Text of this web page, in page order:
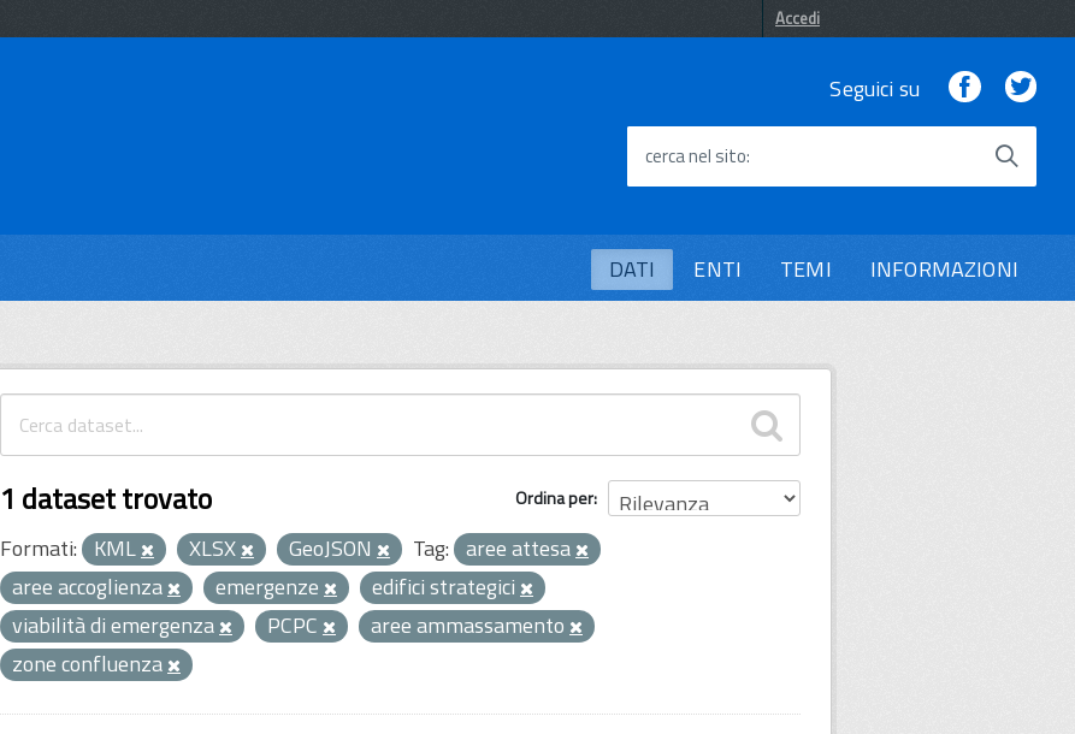
Accedi
Seguici su Facebook
cerca nel sito
DATI ENTI TEMI INFORMAZIONI
Ordina per
1 dataset trovato
Formati: KML XLSX GeoJSON Tag: aree attesa
aree accoglienza
emergenze
edifici strategici
viabilità di emergenza
PCPC
aree ammassamento
zone confluenza